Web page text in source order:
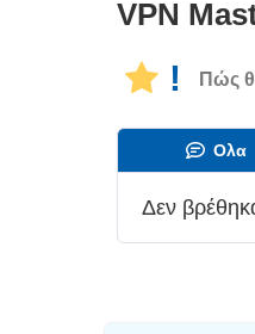
VPN
! Πώς
Ολα
Δεν